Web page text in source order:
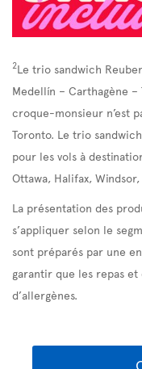
2Le trio sandwich
Medellín – Carthagène
croque-monsieur n’est
Toronto. Le trio
pour les vols à
Ottawa, Halifax,
La présentation des
s’appliquer selon le
sont préparés par une
garantir que les repas
d’allergènes.